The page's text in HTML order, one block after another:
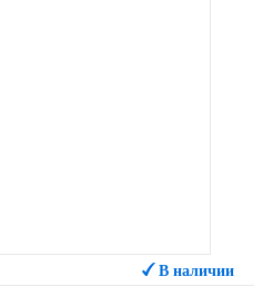
В наличии